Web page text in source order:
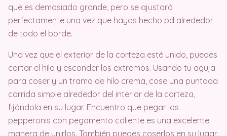
que es demasiado grande, pero se ajustará
perfectamente una vez que hayas hecho pd alrededor
de todo el borde.
Una vez que el exterior de la corteza esté unido, puedes
cortar el hilo y esconder los extremos. Usando tu aguja
para coser y un tramo de hilo crema, cose una puntada
corrida simple alrededor del interior de la corteza,
fijándola en su lugar. Encuentro que pegar los
pepperonis con pegamento caliente es una excelente
manera de unirlos. También puedes coserlos en su lugar.